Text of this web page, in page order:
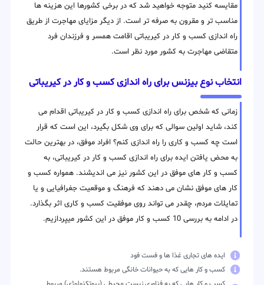
مقایسه کنید متوجه خواهید شد که در برخی کشورها این هزینه ها
مناسب تر و مقرون به صرفه تر است. از دیگر مزایای مهاجرت از طریق
راه اندازی کسب و کار در کیریباتی اقامت همسر و فرزندان فرد
متقاضی مهاجرت به کشور مورد نظر است.
انتخاب نوع بیزنس برای راه اندازی کسب و کار در کیریباتی
زمانی که شخص برای راه اندازی کسب و کار در کیریباتی اقدام می
کند، شاید اولین سوالی که برای وی شکل بگیرد، این است که قرار
است چه کسب و کاری را راه اندازی کنم؟ افراد موفق، در بهترین حالت
به محض یافتن ایده برای راه اندازی کسب و کار در کیریباتی، به
کسب و کار های موفق در این کشور نیز می اندیشند. همواره کسب و
کار های موفق نشان می دهند که فرهنگ و موقعیت جغرافیایی و یا
تمایلات مردم، چقدر می تواند روی موفقیت کسب و کاری اثر بگذارد.
در ادامه به بررسی 10 کسب و کار موفق در این کشور میپردازیم.
ایده های تجاری غذا ها و فست فود
کسب و کار هایی که به حیوانات خانگی مربوط هستند.